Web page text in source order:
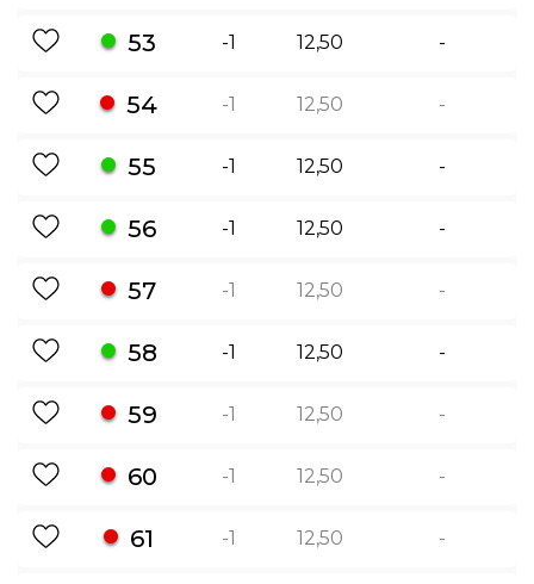
53 -1 12,50 -
54 -1 12,50 -
55 -1 12,50 -
56 -1 12,50 -
57 -1 12,50 -
58 -1 12,50 -
59 -1 12,50 -
60 -1 12,50 -
61 -1 12,50 -